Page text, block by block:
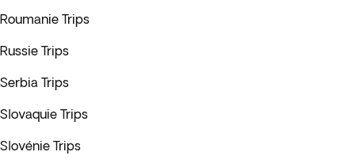
Roumanie Trips
Russie Trips
Serbia Trips
Slovaquie Trips
Slovénie Trips